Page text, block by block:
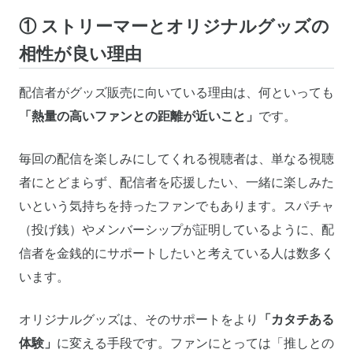
① ストリーマーとオリジナルグッズの
相性が良い理由
配信者がグッズ販売に向いている理由は、何といっても
「熱量の高いファンとの距離が近いこと」 です。
毎回の配信を楽しみにしてくれる視聴者は、単なる視聴
者にとどまらず、配信者を応援したい、一緒に楽しみた
いという気持ちを持ったファンでもあります。スパチャ
（投げ銭）やメンバーシップが証明しているように、配
信者を金銭的にサポートしたいと考えている人は数多く
います。
オリジナルグッズは、そのサポートをより
「カタチある
体験」 に変える手段です。ファンにとっては「推しとの